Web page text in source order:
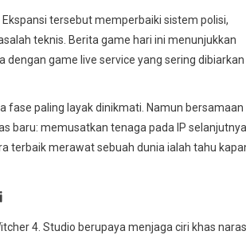
tersebut memperbaiki sistem polisi,
teknis. Berita game hari ini menunjukkan
game live service yang sering dibiarkan
fase paling layak dinikmati. Namun bersamaan
baru: memusatkan tenaga pada IP
terbaik merawat sebuah dunia ialah tahu
4. Studio berupaya menjaga ciri khas